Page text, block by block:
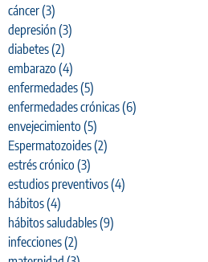
cáncer(3)
depresión (3)
diabetes(2)
embarazo (4)
enfermedades(5)
enfermedades crónicas(6)
envejecimiento (5)
Espermatozoides(2)
estrés crónico (3)
estudios preventivos(4)
hábitos(4)
hábitos saludables(9)
infecciones(2)